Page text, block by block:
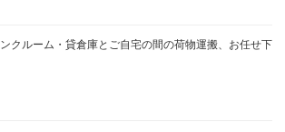
ンクルーム・貸倉庫とご自宅の間の荷物運搬、お任せ下